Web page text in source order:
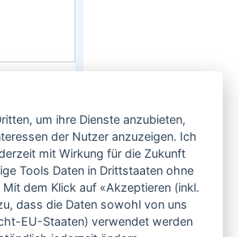
Sortiment an
Biofeinkost bieten
um ihre Dienste anzubieten,
der Nutzer anzuzeigen. Ich
mit Wirkung für die Zukunft
Tools Daten in Drittstaaten ohne
dem Klick auf «Akzeptieren (inkl.
dass die Daten sowohl von uns
EU-Staaten) verwendet werden